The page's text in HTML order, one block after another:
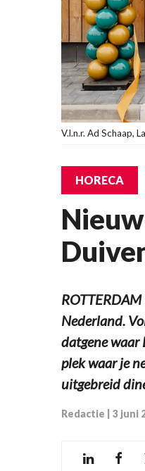
V.l.n.r. Ad Schaap,
HORECA
Nederland.
datgene waar
plek waar je
uitgebreid
Redactie 3 juni